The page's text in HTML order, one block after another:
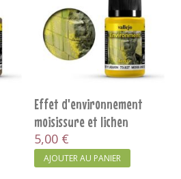
Effet d'environnement
moisissure et lichen
5,00 €
AJOUTER AU PANIER